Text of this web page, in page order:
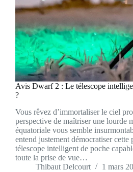
Avis Dwarf 2 : Le télescope
?
Vous rêvez d’immortaliser le ciel
perspective de maîtriser une lourde
équatoriale vous semble
entend justement démocratiser cette
télescope intelligent de poche
toute la prise de vue…
Thibaut Delcourt
1 mars